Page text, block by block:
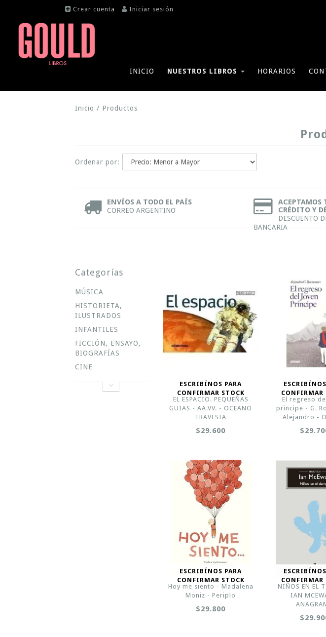
Crear cuenta Iniciar sesión
INICIO NUESTROS LIBROS HORARIOS
Inicio / Productos
Ordenar por:
ENVÍOS A TODO EL PAÍS
CORREO ARGENTINO
ACEPTAMOS
CRÉDITO Y
DESCUENTO
BANCARIA
Categorías
MÚSICA
HISTORIETA,
ILUSTRADOS
INFANTILES
FICCIÓN, ENSAYO,
BIOGRAFÍAS
CINE
ESCRIBÍNOS PARA
CONFIRMAR STOCK
EL ESPACIO. PEQUEÑAS
GUIAS - AA.VV. - OCEANO
TRAVESIA
$29.600
CONFIRMAR
El regreso
principe - G.
Alejandro -
ESCRIBÍNOS PARA
CONFIRMAR STOCK
Hoy me siento - Madalena
Moniz - Periplo
$29.800
CONFIRMAR
NIÑOS EN EL
IAN